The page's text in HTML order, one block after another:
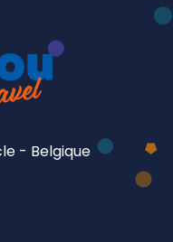
- Belgique